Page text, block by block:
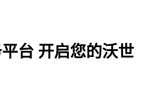
台 开启您的沃世